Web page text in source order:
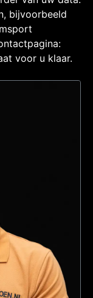
bijvoorbeeld
voor u klaar.